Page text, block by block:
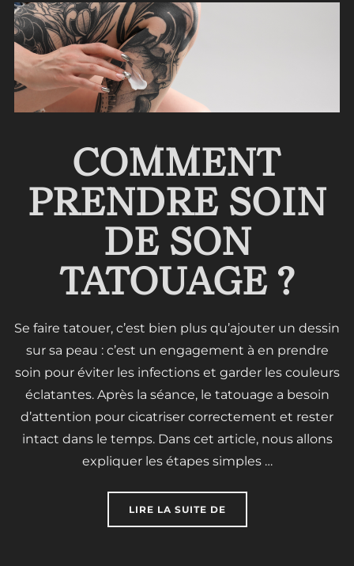
COMMENT
PRENDRE SOIN
DE SON
TATOUAGE ?
Se faire tatouer, c’est bien plus qu’ajouter un dessin
sur sa peau : c’est un engagement à en prendre
soin pour éviter les infections et garder les couleurs
éclatantes. Après la séance, le tatouage a besoin
d’attention pour cicatriser correctement et rester
intact dans le temps. Dans cet article, nous allons
expliquer les étapes simples …
LIRE LA SUITE DE« COMMENT